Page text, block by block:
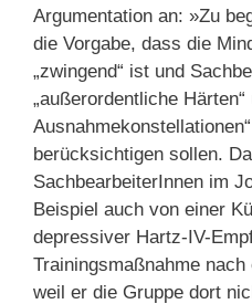
Argumentation an: »Zu
die Vorgabe, dass die
„zwingend“ ist und
„außerordentliche Härten“
berücksichtigen sollen.
SachbearbeiterInnen im
Beispiel auch von einer
depressiver Hartz-IV-
Trainingsmaßnahme
weil er die Gruppe dort